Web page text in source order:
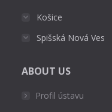
Košice
Spišská Nová Ves
ABOUT US
Profil ústavu